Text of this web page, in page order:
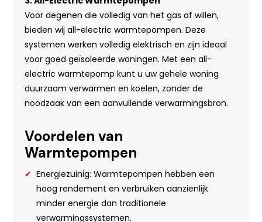
Voor degenen die volledig van het gas af willen,
bieden wij all-electric warmtepompen. Deze
systemen werken volledig elektrisch en zijn ideaal
voor goed geïsoleerde woningen. Met een all-
electric warmtepomp kunt u uw gehele woning
duurzaam verwarmen en koelen, zonder de
noodzaak van een aanvullende verwarmingsbron.
Voordelen van
Warmtepompen
Energiezuinig: Warmtepompen hebben een
hoog rendement en verbruiken aanzienlijk
minder energie dan traditionele
verwarmingssystemen.